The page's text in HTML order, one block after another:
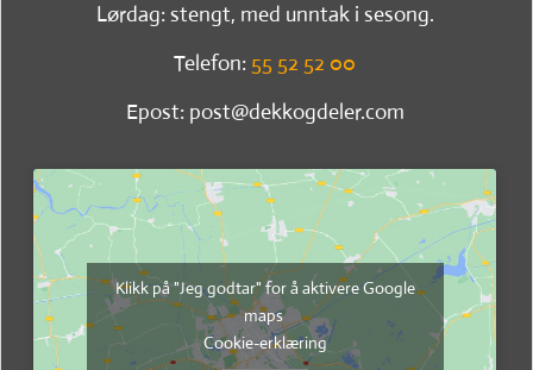
Lørdag: stengt, med unntak i sesong.
Telefon: 55 52 52 00
Epost: post@dekkogdeler.com
Klikk på "Jeg godtar" for å aktivere Google
maps
Cookie-erklæring